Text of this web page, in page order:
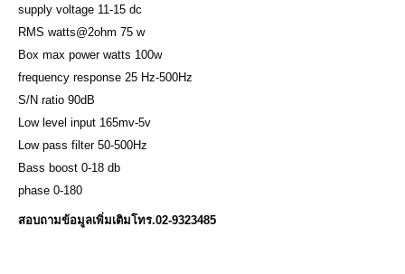
supply voltage 11-15 dc
RMS watts@2ohm 75 w
Box max power watts 100w
frequency response 25 Hz-500Hz
S/N ratio 90dB
Low level input 165mv-5v
Low pass filter 50-500Hz
Bass boost 0-18 db
phase 0-180
สอบถามข้อมูลเพิ่มเติมโทร.02-9323485